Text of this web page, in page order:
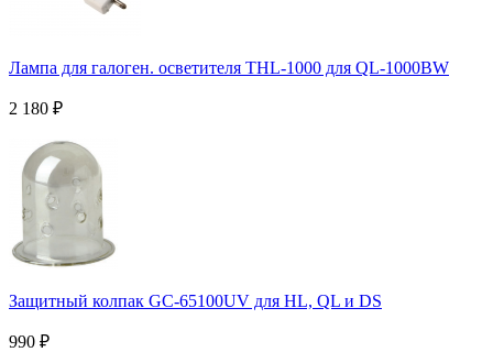
Лампа для галоген. осветителя THL-1000 для QL-1000BW
2 180 ₽
Защитный колпак GC-65100UV для HL, QL и DS
990 ₽